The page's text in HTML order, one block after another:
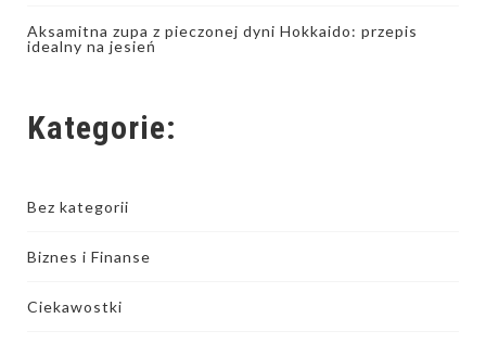
Aksamitna zupa z pieczonej dyni Hokkaido: przepis
idealny na jesień
Kategorie:
Bez kategorii
Biznes i Finanse
Ciekawostki